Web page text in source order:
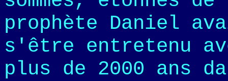
prophète Daniel
s'être entretenu
plus de 2000 ans